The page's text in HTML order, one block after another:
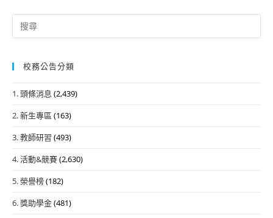
Search
for:
校務公告分類
1. 頭條消息 (2,439)
2. 新生專區 (163)
3. 教師研習 (493)
4. 活動&競賽(2,630)
5. 榮譽榜(182)
6. 獎助學金(481)